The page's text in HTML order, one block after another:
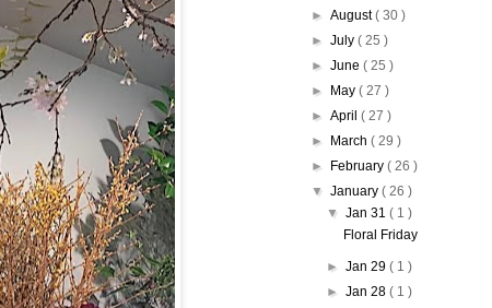
► August( 30 )
► July ( 25 )
► June ( 25 )
►
May ( 27 )
► April ( 27 )
►
March ( 29 )
►
February ( 26 )
▼ January ( 26 )
▼Jan 31( 1 )
Floral Friday
►Jan 29( 1 )
►Jan 28( 1 )